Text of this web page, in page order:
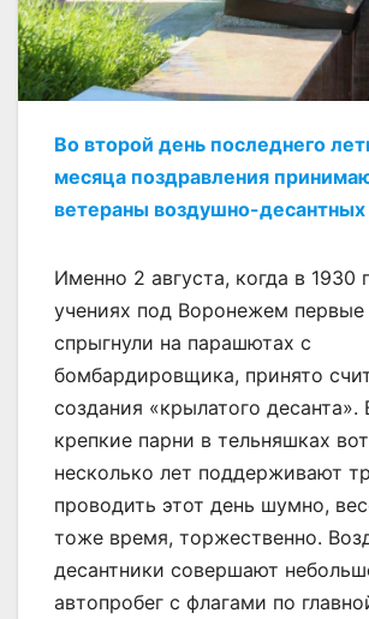
Во второй день последнего
месяца поздравления
ветераны воздушно-десантных
Именно 2 августа, когда в 1930
учениях под Воронежем первые
спрыгнули на парашютах с
бомбардировщика, принято
создания «крылатого десанта».
крепкие парни в тельняшках
несколько лет поддерживают
проводить этот день шумно,
тоже время, торжественно.
десантники совершают
автопробег с флагами по